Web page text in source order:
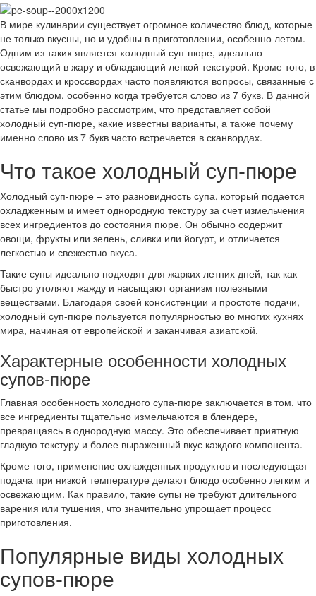
В мире кулинарии существует огромное количество блюд, которые
не только вкусны, но и удобны в приготовлении, особенно летом.
Одним из таких является холодный суп-пюре, идеально
освежающий в жару и обладающий легкой текстурой. Кроме того, в
сканвордах и кроссвордах часто появляются вопросы, связанные с
этим блюдом, особенно когда требуется слово из 7 букв. В данной
статье мы подробно рассмотрим, что представляет собой
холодный суп-пюре, какие известны варианты, а также почему
именно слово из 7 букв часто встречается в сканвордах.
Что такое холодный суп-пюре
Холодный суп-пюре – это разновидность супа, который подается
охладженным и имеет однородную текстуру за счет измельчения
всех ингредиентов до состояния пюре. Он обычно содержит
овощи, фрукты или зелень, сливки или йогурт, и отличается
легкостью и свежестью вкуса.
Такие супы идеально подходят для жарких летних дней, так как
быстро утоляют жажду и насыщают организм полезными
веществами. Благодаря своей консистенции и простоте подачи,
холодный суп-пюре пользуется популярностью во многих кухнях
мира, начиная от европейской и заканчивая азиатской.
Характерные особенности холодных
супов-пюре
Главная особенность холодного супа-пюре заключается в том, что
все ингредиенты тщательно измельчаются в блендере,
превращаясь в однородную массу. Это обеспечивает приятную
гладкую текстуру и более выраженный вкус каждого компонента.
Кроме того, применение охлажденных продуктов и последующая
подача при низкой температуре делают блюдо особенно легким и
освежающим. Как правило, такие супы не требуют длительного
варения или тушения, что значительно упрощает процесс
приготовления.
Популярные виды холодных
супов-пюре